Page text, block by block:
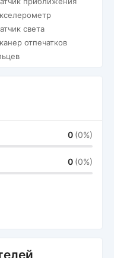
света
отпечатков
0 (0%)
0 (0%)